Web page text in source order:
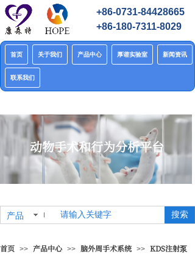
+86-0731-84428665
+86-180-7311-8029
首页 关于我们 产品中心 厚谱实验室 新闻资讯
联系我们
动物手术和行为分析平台
产品 搜索
首页 >> 产品中心 >> 脑外周手术系统 >> KDS注射泵